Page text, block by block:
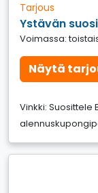
Tarjous
Ystävän
Voimassa:
Näytä
Vinkki: Suosittele